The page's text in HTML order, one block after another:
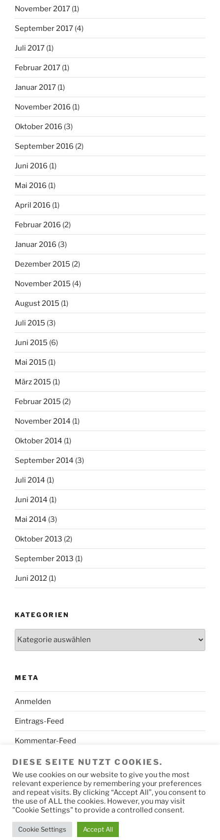
November 2017 (1)
September 2017 (4)
Juli 2017 (1)
Februar 2017 (1)
Januar 2017 (1)
November 2016 (1)
Oktober 2016 (3)
September 2016 (2)
Juni 2016 (1)
Mai 2016 (1)
April 2016 (1)
Februar 2016 (2)
Januar 2016 (3)
Dezember 2015 (2)
November 2015 (4)
August 2015 (1)
Juli 2015 (3)
Juni 2015 (6)
Mai 2015 (1)
März 2015 (1)
Februar 2015 (2)
November 2014 (1)
Oktober 2014 (1)
September 2014 (3)
Juli 2014 (1)
Juni 2014 (1)
Mai 2014 (3)
Oktober 2013 (2)
September 2013 (1)
Juni 2012 (1)
KATEGORIEN
META
Anmelden
Eintrags-Feed
Kommentar-Feed
WordPress.org
Mit Stolz präsentiert von WordPress
DIESE SEITE NUTZT COOKIES.
We use cookies on our website to give you the most
relevant experience by remembering your preferences
and repeat visits. By clicking “Accept All”, you consent to
the use of ALL the cookies. However, you may visit
"Cookie Settings" to provide a controlled consent.
Cookie Settings Accept All